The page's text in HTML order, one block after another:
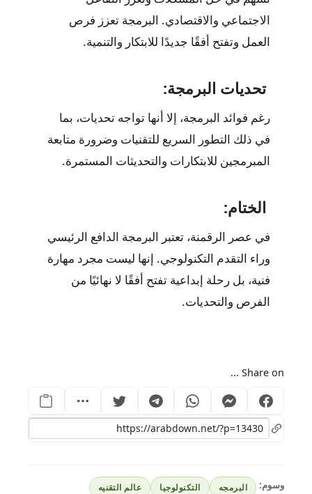
الاجتماعي والاقتصادي. البرمجة تعزز فرص
العمل وتفتح أفقًا جديدًا للابتكار والتنمية.
تحديات البرمجة:
رغم فوائد البرمجة، إلا أنها تواجه تحديات، بما
في ذلك التطور السريع للتقنيات وضرورة متابعة
المبرمجين للابتكارات والتحديثات المستمرة.
الختام:
في عصر الرقمنة، تعتبر البرمجة الدافع الرئيسي
وراء التقدم التكنولوجي. إنها ليست مجرد مهارة
فنية، بل رحلة إبداعية تفتح أفقًا لا نهائيًا من
الفرص والتحديات.
Share on ...
وسوم: البرمجه التكنولوجيا عالم التقنيه